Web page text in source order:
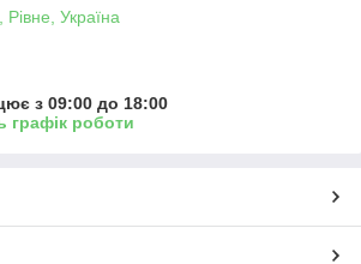
Україна
з 09:00 до 18:00
графік роботи